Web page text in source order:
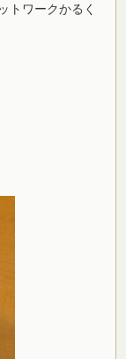
トワークかるく